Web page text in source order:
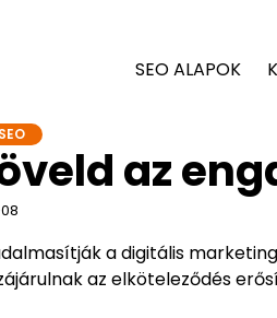
SEO ALAPOK
az
a digitális
az elköteleződés